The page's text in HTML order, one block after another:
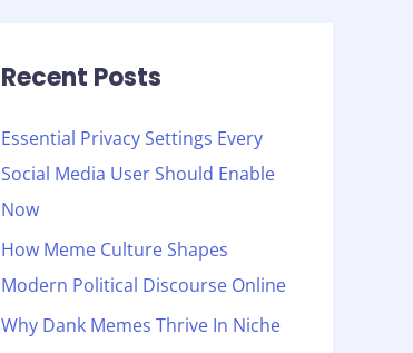
c
f
o
r
:
Recent Posts
Essential Privacy Settings Every
Social Media User Should Enable
Now
How Meme Culture Shapes
Modern Political Discourse Online
Why Dank Memes Thrive In Niche